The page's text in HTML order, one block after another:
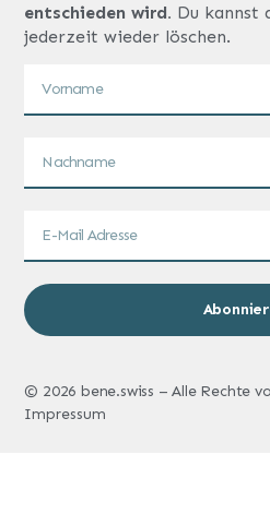
entschieden wird. Du kannst
jederzeit wieder löschen.
© 2026 bene.swiss – Alle Rechte
Impressum